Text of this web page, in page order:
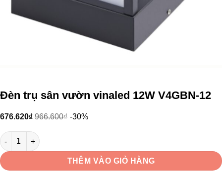
Đèn trụ sân vườn vinaled 12W V4GBN-12
676.620₫ 966.600₫ -30%
Đèn trụ sân vườn vinaled 12W V4GBN-12 số lượng
THÊM VÀO GIỎ HÀNG